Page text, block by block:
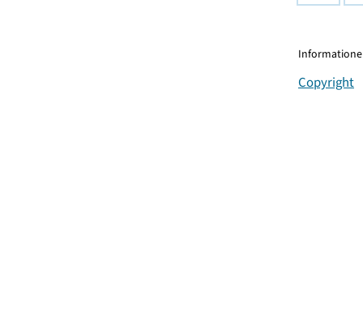
Copyright